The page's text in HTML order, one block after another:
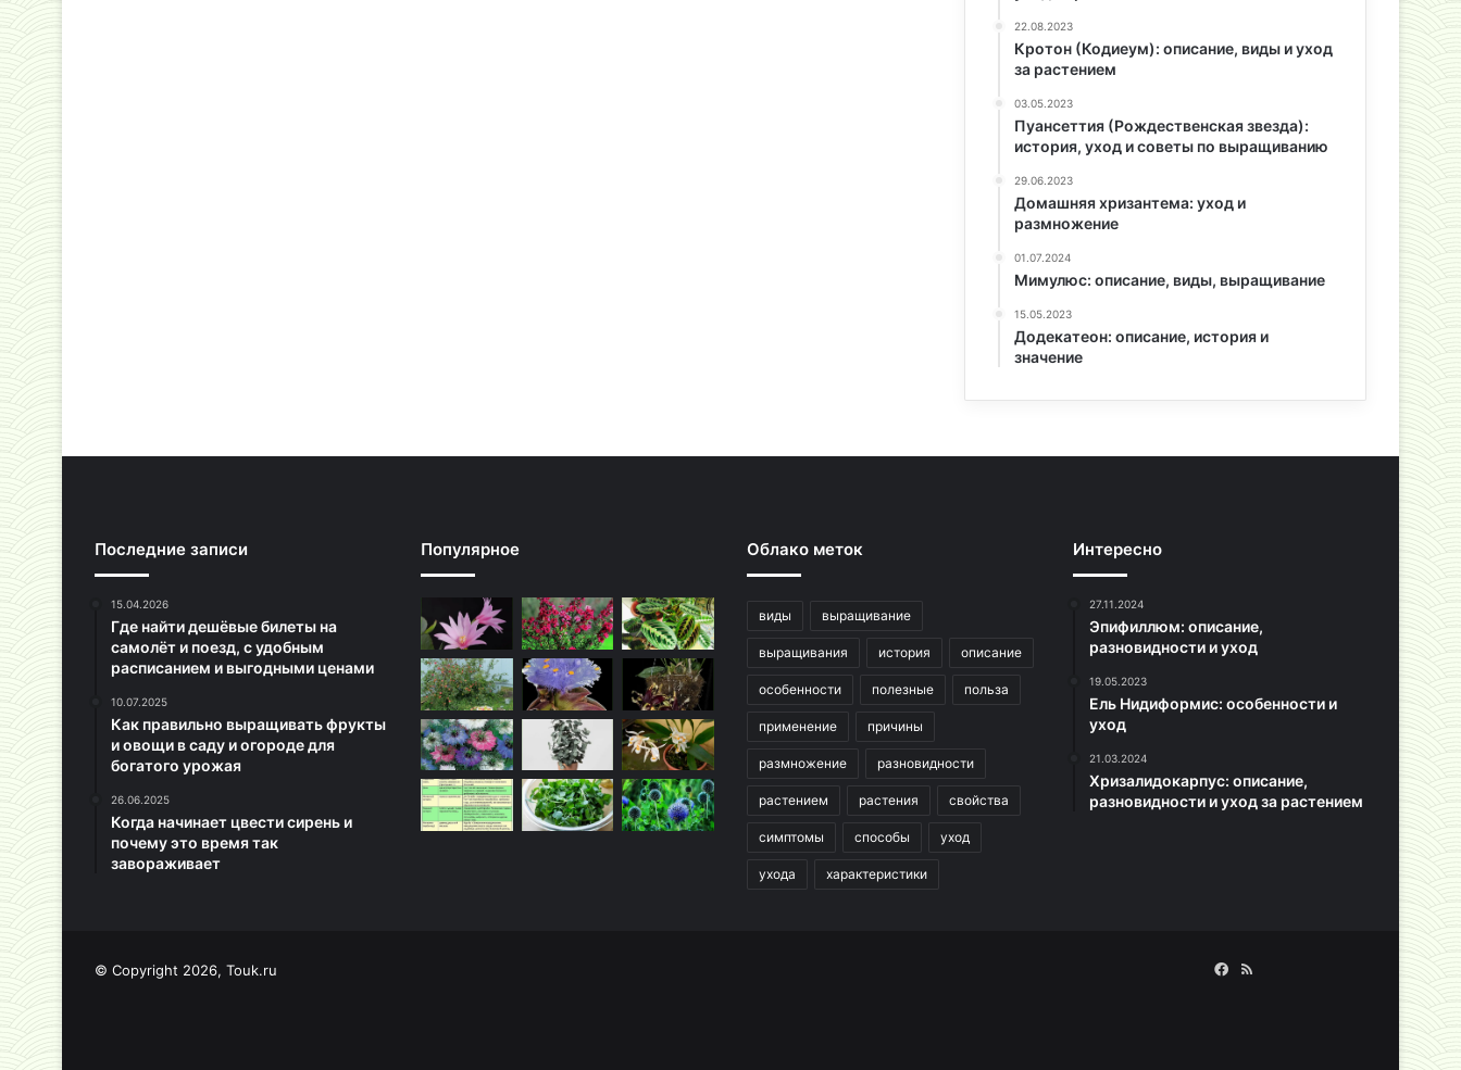
22.08.2023
Кротон (Кодиеум): описание, виды и уход
за растением
03.05.2023
Пуансеттия (Рождественская звезда):
история, уход и советы по выращиванию
29.06.2023
Домашняя хризантема: уход и
размножение
01.07.2024
Мимулюс: описание, виды, выращивание
15.05.2023
Додекатеон: описание, история и
значение
Последние записи
15.04.2026
Где найти дешёвые билеты на
самолёт и поезд, с удобным
расписанием и выгодными ценами
10.07.2025
Как правильно выращивать фрукты
и овощи в саду и огороде для
богатого урожая
26.06.2025
Когда начинает цвести сирень и
почему это время так
завораживает
Популярное Облако меток
виды выращивание
выращивания история описание
особенности полезные польза
применение причины
размножение разновидности
растением растения свойства
симптомы способы уход
ухода характеристики
Интересно
27.11.2024
Эпифиллюм: описание,
разновидности и уход
19.05.2023
Ель Нидиформис: особенности и
уход
21.03.2024
Хризалидокарпус: описание,
разновидности и уход за растением
© Copyright 2026, Touk.ru Facebook